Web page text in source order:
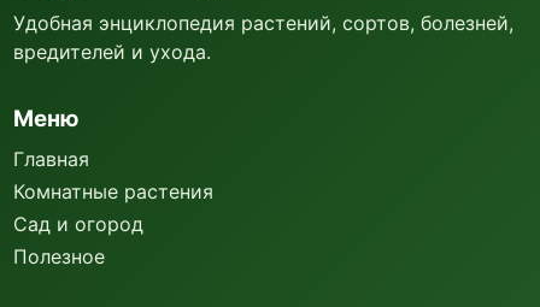
Удобная энциклопедия растений, сортов, болезней,
вредителей и ухода.
Меню
Главная
Комнатные растения
Сад и огород
Полезное